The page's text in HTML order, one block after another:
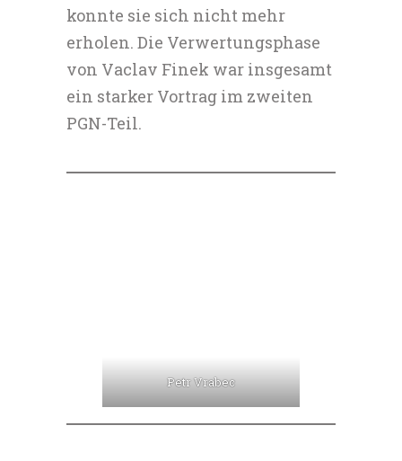
konnte sie sich nicht mehr
erholen. Die Verwertungsphase
von Vaclav Finek war insgesamt
ein starker Vortrag im zweiten
PGN-Teil.
Petr Vrabec